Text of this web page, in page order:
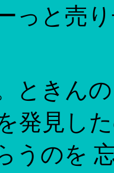
っと売
ときん
発見し
うのを